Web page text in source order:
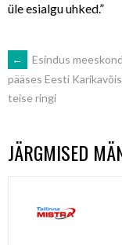
üle esialgu uhked.”
POST
NAVIGATION
←
Esindus
pääses Eesti
teise ringi
JÄRGMISED